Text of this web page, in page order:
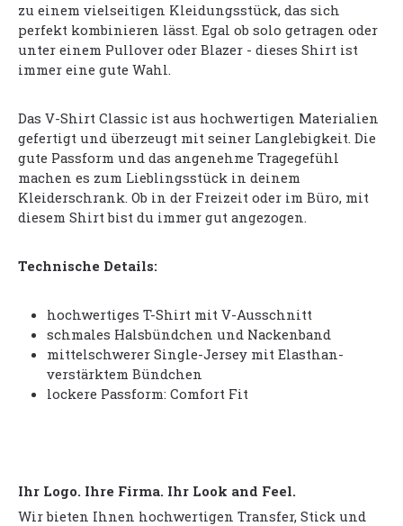
zu einem vielseitigen Kleidungsstück, das sich
perfekt kombinieren lässt. Egal ob solo getragen oder
unter einem Pullover oder Blazer - dieses Shirt ist
immer eine gute Wahl.
Das V-Shirt Classic ist aus hochwertigen Materialien
gefertigt und überzeugt mit seiner Langlebigkeit. Die
gute Passform und das angenehme Tragegefühl
machen es zum Lieblingsstück in deinem
Kleiderschrank. Ob in der Freizeit oder im Büro, mit
diesem Shirt bist du immer gut angezogen.
Technische Details:
hochwertiges T-Shirt mit V-Ausschnitt
schmales Halsbündchen und Nackenband
mittelschwerer Single-Jersey mit Elasthan-
verstärktem Bündchen
lockere Passform: Comfort Fit
Ihr Logo. Ihre Firma. Ihr Look and Feel.
Wir bieten Ihnen hochwertigen Transfer, Stick und